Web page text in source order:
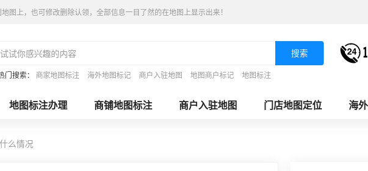
图上，也可修改删除认领，全部信息一目了然的在地图上显示出来！
搜索
门搜索： 商家地图标注 海外地图标记 商户入驻地图 地图商户标记 地图标注
地图标注办理 商铺地图标注 商户入驻地图 门店地图定位 海
么情况